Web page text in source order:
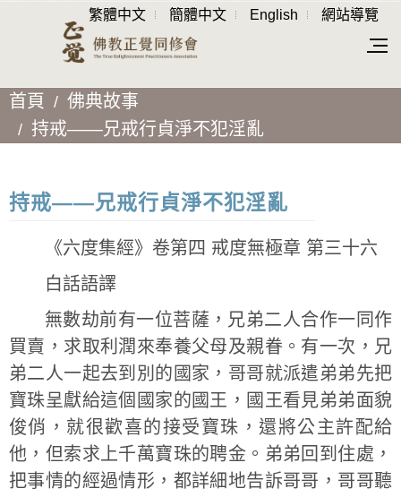
繁體中文 簡體中文 English 網站導覽
首頁
佛典故事
持戒——兄戒行貞淨不犯淫亂
持戒——兄戒行貞淨不犯淫亂
《六度集經》卷第四 戒度無極章 第三十六
白話語譯
無數劫前有一位菩薩，兄弟二人合作一同作
買賣，求取利潤來奉養父母及親眷。有一次，兄
弟二人一起去到別的國家，哥哥就派遣弟弟先把
寶珠呈獻給這個國家的國王，國王看見弟弟面貌
俊俏，就很歡喜的接受寶珠，還將公主許配給
他，但索求上千萬寶珠的聘金。弟弟回到住處，
把事情的經過情形，都詳細地告訴哥哥，哥哥聽